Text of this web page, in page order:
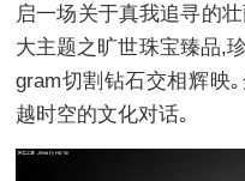
启一场关于真我追寻的
大主题之旷世珠宝臻品,
gram切割钻石交相辉映
越时空的文化对话｡